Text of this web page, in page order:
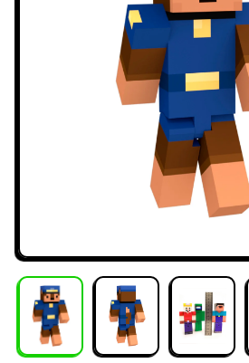
Беларусь
Казахстан
Часто выбирают